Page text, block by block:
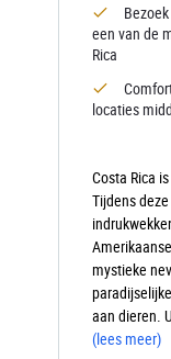
een van de
Rica
locaties
Costa Rica
Tijdens
mystieke
aan dieren.
(lees meer)